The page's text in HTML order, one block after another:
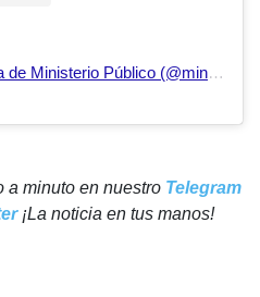
Una publicación compartida de Ministerio Público (@ministeriopublico_ve)
a minuto en nuestro Telegram
¡La noticia en tus manos!